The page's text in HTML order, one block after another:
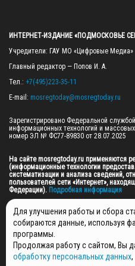
ИНТЕРНЕТ-ИЗДАНИЕ «ПОДМОСКОВЬЕ
Учредители: ГАУ МО «Цифровые Медиа»
Главный редактор — Попов И. А.
Тел.: +7(495)223-35-11
E-mail: mosregtoday@mosregtoday.ru
Зарегистрировано Федеральной
информационных технологий и
номер ЭЛ № ФС77-89830 от 28.07.2025
На сайте mosregtoday.ru применяются
(информационные технологии
систематизации и анализа сведений,
пользователей сети «Интернет»,
Федерации). Подробная информация
© 2026 ПРАВА НА ВСЕ МАТЕРИАЛЫ
МЕДИА" (ОГРН: 1255000059467).
ПОЛИТИКА ОБРАБОТКИ И ЗАЩИТЫ
Для улучшения работы и сбора
собираются данные, используя
программы.
Продолжая работу с сайтом, Вы
обработку персональных данных,